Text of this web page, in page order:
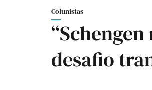
Colunistas
desafio